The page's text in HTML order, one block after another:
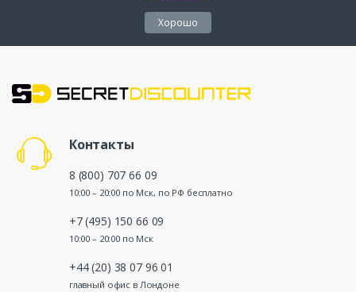
Хорошо
Контакты
8 (800) 707 66 09
10:00 – 20:00 по Мск, по РФ бесплатно
+7 (495) 150 66 09
10:00 – 20:00 по Мск
+44 (20) 38 07 96 01
главный офис в Лондоне